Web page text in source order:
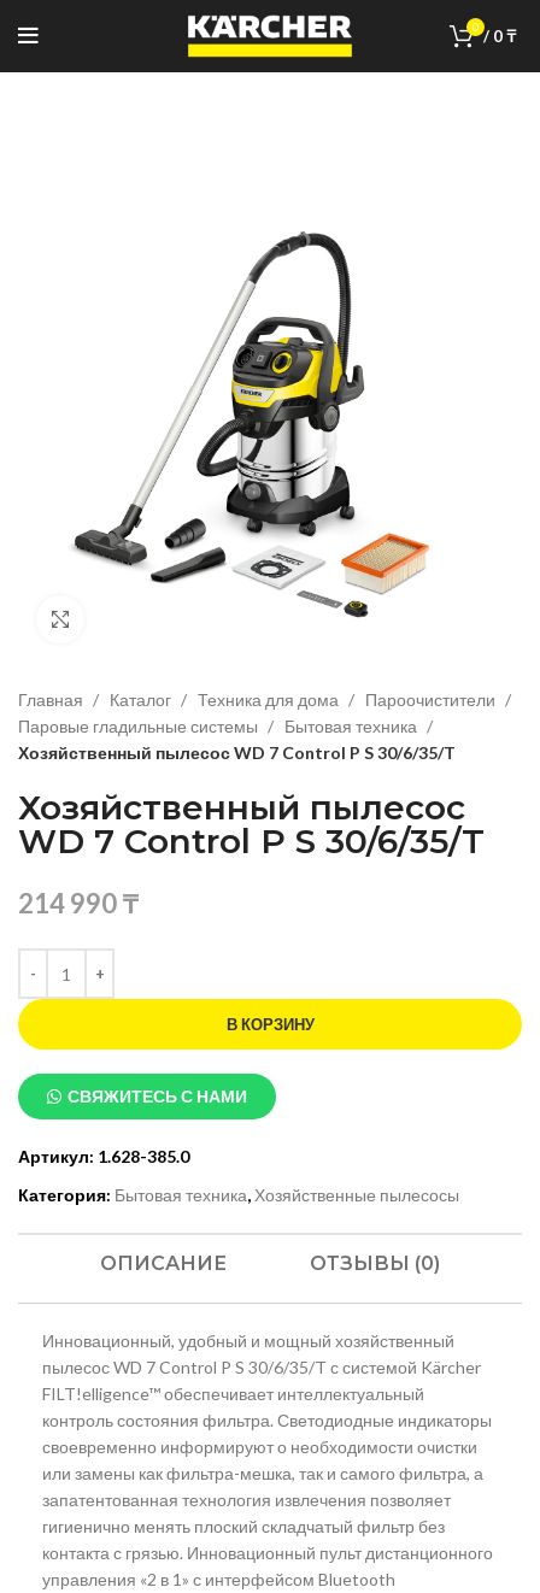
0 / 0₸
Нажмите, чтобы увеличить изображение
Главная Каталог Техника для дома
Пароочистители
Паровые гладильные системы
Бытовая техника
Хозяйственный пылесос WD 7 Control P S 30/6/35/T
Хозяйственный пылесос
WD 7 Control P S 30/6/35/T
214 990₸
В КОРЗИНУ
СВЯЖИТЕСЬ С НАМИ
Артикул: 1.628-385.0
Категория: Бытовая техника, Хозяйственные пылесосы
ОПИСАНИЕ ОТЗЫВЫ (0)
Инновационный, удобный и мощный хозяйственный
пылесос WD 7 Control P S 30/6/35/T с системой Kärcher
FILT!elligence™ обеспечивает интеллектуальный
контроль состояния фильтра. Светодиодные индикаторы
своевременно информируют о необходимости очистки
или замены как фильтра-мешка, так и самого фильтра, а
запатентованная технология извлечения позволяет
гигиенично менять плоский складчатый фильтр без
контакта с грязью. Инновационный пульт дистанционного
управления «2 в 1» с интерфейсом Bluetooth